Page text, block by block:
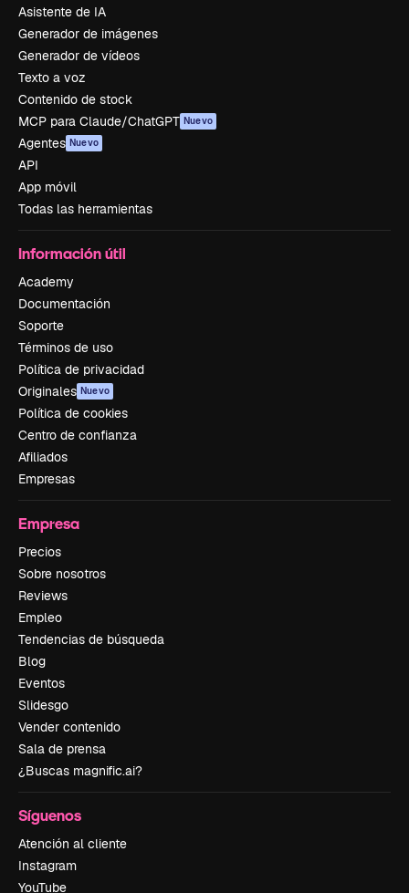
Asistente de IA
Generador de imágenes
Generador de vídeos
Texto a voz
Contenido de stock
MCP para Claude/ChatGPT Nuevo
Agentes Nuevo
API
App móvil
Todas las herramientas
Información útil
Academy
Documentación
Soporte
Términos de uso
Política de privacidad
Originales Nuevo
Política de cookies
Centro de confianza
Afiliados
Empresas
Empresa
Precios
Sobre nosotros
Reviews
Empleo
Tendencias de búsqueda
Blog
Eventos
Slidesgo
Vender contenido
Sala de prensa
¿Buscas magnific.ai?
Síguenos
Atención al cliente
Instagram
YouTube